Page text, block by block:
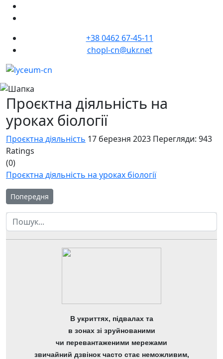
+38 0462 67-45-11
chopl-cn@ukr.net
Проєктна діяльність на
уроках біології
Проєктна діяльність 17 березня 2023 Перегляди: 943
Ratings
(0)
Проєктна діяльність на уроках біології
Попередня стаття: Проєктна робота під час вивчення
Попередня
Пошук
В укриттях, підвалах та
в зонах зі зруйнованими
чи перевантаженими мережами
звичайний дзвінок часто стає неможливим,